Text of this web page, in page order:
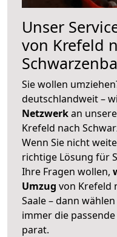
Unser
von Krefeld
Sie wollen
deutschlandweit –
Netzwerkan
Krefeld nach
Wenn Sie nicht
richtige Lösung für
Ihre Fragen wollen,
Umzug von Krefeld
Saale – dann
immer die
parat.